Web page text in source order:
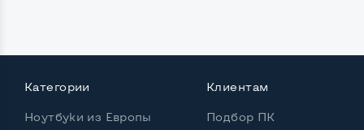
Мощность:
Категории
Ноутбуки из Европы
Клиентам
Подбор ПК